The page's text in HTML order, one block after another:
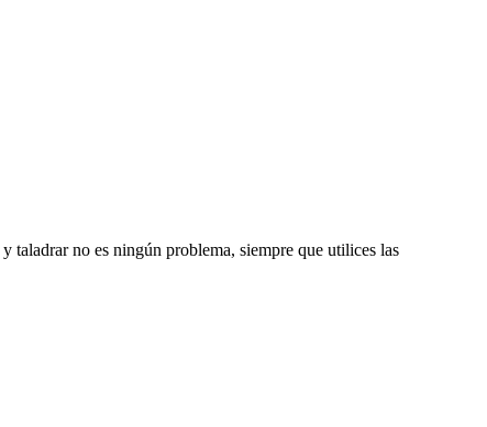
taladrar no es ningún problema, siempre que utilices las